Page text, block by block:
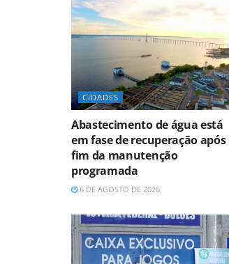
CIDADES
Abastecimento de água está
em fase de recuperação após
fim da manutenção
programada
6 DE AGOSTO DE 2026